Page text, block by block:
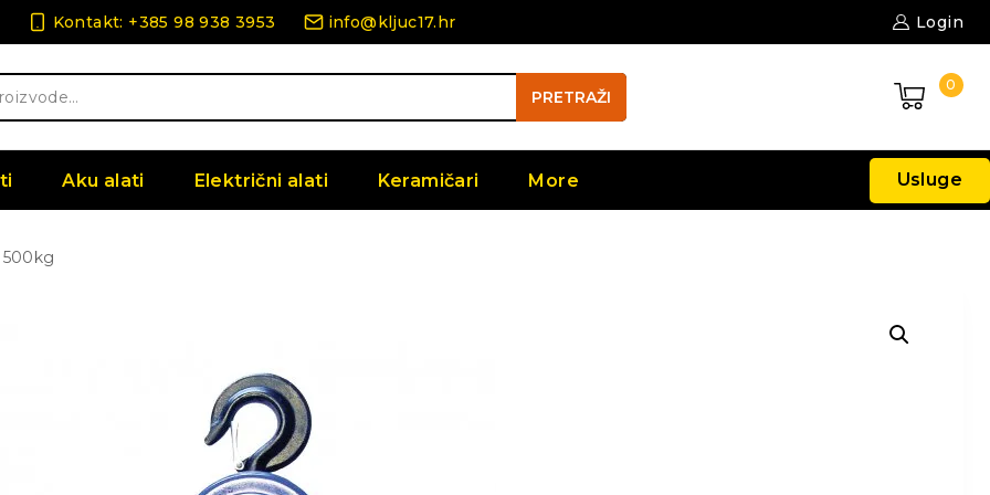
Kontakt: +385 98 938 3953 info@kljuc17.hr Login
PRETRAŽI
0
Aku alati Električni alati Keramičari More Usluge
500kg